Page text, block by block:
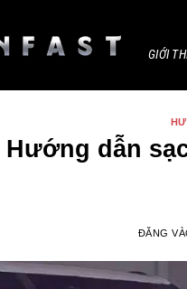
GIỚI
Hướng dẫn
ĐĂNG